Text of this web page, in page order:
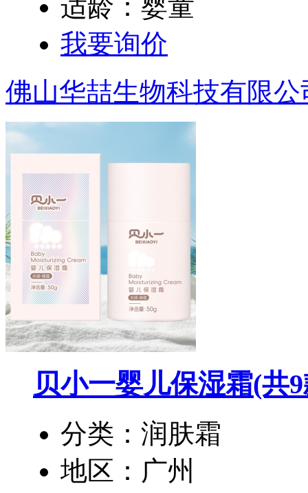
适龄：婴童
我要询价
佛山华喆生物科技有限公
贝小一婴儿保湿霜(共
分类：润肤霜
地区：广州